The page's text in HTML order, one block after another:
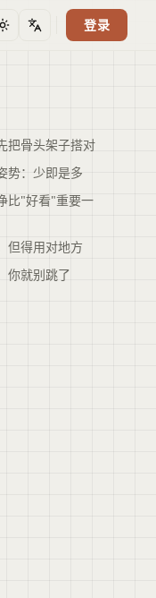
主题 语言 登录
把骨头架子搭对
势：少即是多
比"好看"重要一
但得用对地方
你就别跳了